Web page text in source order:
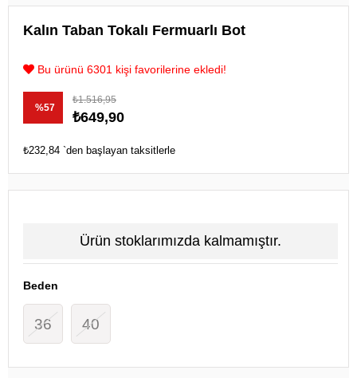
Kalın Taban Tokalı Fermuarlı Bot
Bu ürünü 6301 kişi favorilerine ekledi!
%57
İndirim
₺1.516,95
₺649,90
₺232,84 `den başlayan taksitlerle
Ürün stoklarımızda kalmamıştır.
Beden
36 40